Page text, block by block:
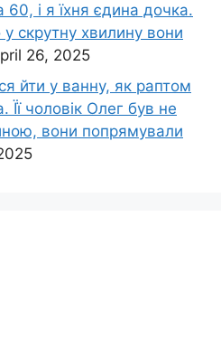
і я їхня єдина дочка.
скрутну хвилину вони
26, 2025
йти у ванну, як раптом
чоловік Олег був не
вони попрямували